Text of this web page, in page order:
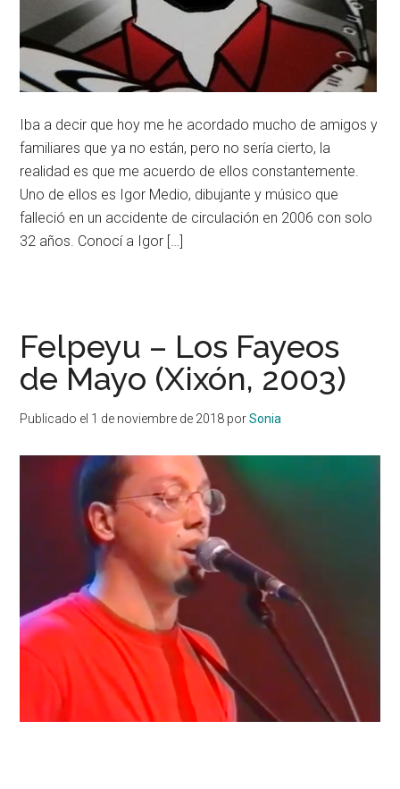
Iba a decir que hoy me he acordado mucho de amigos y
familiares que ya no están, pero no sería cierto, la
realidad es que me acuerdo de ellos constantemente.
Uno de ellos es Igor Medio, dibujante y músico que
falleció en un accidente de circulación en 2006 con solo
32 años. Conocí a Igor […]
Felpeyu – Los Fayeos
de Mayo (Xixón, 2003)
Publicado el 1 de noviembre de 2018 porSonia